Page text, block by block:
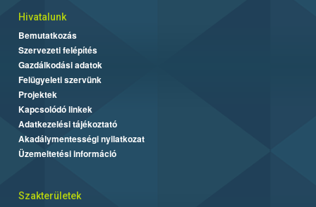
Hivatalunk
Bemutatkozás
Szervezeti felépítés
Gazdálkodási adatok
Felügyeleti szervünk
Projektek
Kapcsolódó linkek
Adatkezelési tájékoztató
Akadálymentességi nyilatkozat
Üzemeltetési információ
Szakterületek